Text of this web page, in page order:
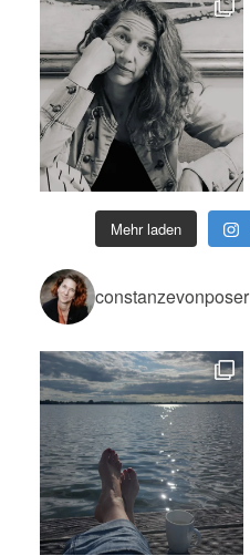
Mehr laden
constanzevonposer